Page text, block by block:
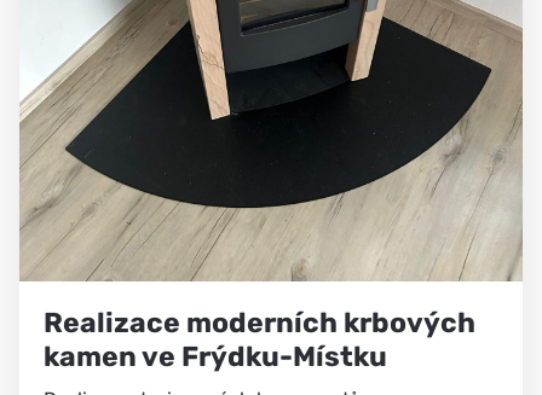
Realizace moderních krbových
kamen ve Frýdku-Místku